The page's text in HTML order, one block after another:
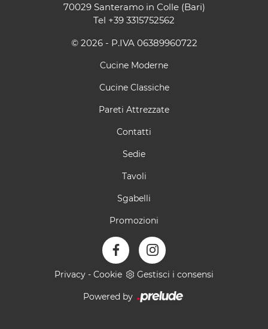
70029 Santeramo in Colle (Bari)
Tel +39 3315752562
© 2026 - P.IVA 06389960722
Cucine Moderne
Cucine Classiche
Pareti Attrezzate
Contatti
Sedie
Tavoli
Sgabelli
Promozioni
Privacy - Cookie Gestisci i consensi
Powered by